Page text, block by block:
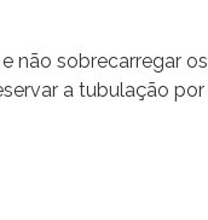
não sobrecarregar os
a tubulação por